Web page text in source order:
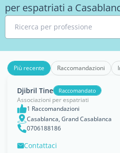
per espatriati a
Ricerca per professione
Più recente Raccomandazioni
Djibril Tine Raccomandato
Associazioni per espatriati
1 Raccomandazioni
Casablanca, Grand Casablanca
0706188186
Contattaci